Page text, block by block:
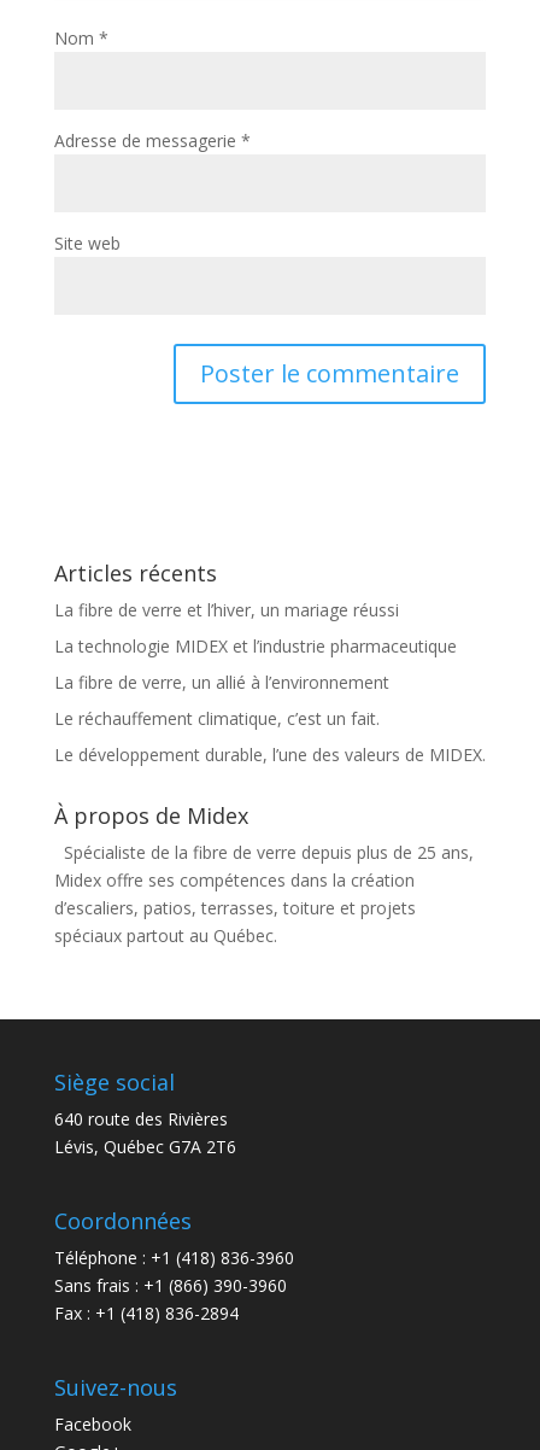
Nom *
Adresse de messagerie *
Site web
Articles récents
La fibre de verre et l’hiver, un mariage réussi
La technologie MIDEX et l’industrie pharmaceutique
La fibre de verre, un allié à l’environnement
Le réchauffement climatique, c’est un fait.
Le développement durable, l’une des valeurs de MIDEX.
À propos de Midex
Spécialiste de la fibre de verre depuis plus de 25 ans,
Midex offre ses compétences dans la création
d’escaliers, patios, terrasses, toiture et projets
spéciaux partout au Québec.
Siège social
640 route des Rivières
Lévis, Québec G7A 2T6
Coordonnées
Téléphone : +1 (418) 836-3960
Sans frais : +1 (866) 390-3960
Fax : +1 (418) 836-2894
Suivez-nous
Facebook